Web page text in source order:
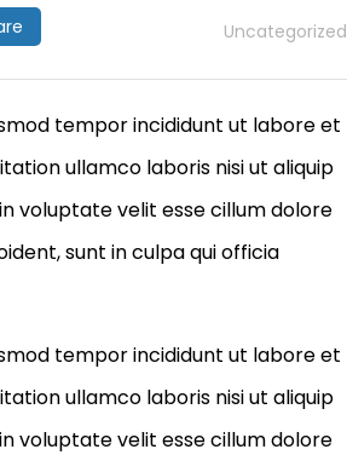
Uncategorized
tempor incididunt ut labore et
ullamco laboris nisi ut aliquip
voluptate velit esse cillum dolore
sunt in culpa qui officia
tempor incididunt ut labore et
ullamco laboris nisi ut aliquip
voluptate velit esse cillum dolore